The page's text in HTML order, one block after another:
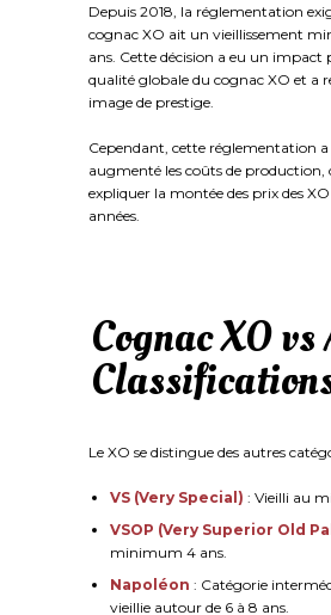
Depuis 2018, la réglementation
cognac XO ait un vieillissement
ans. Cette décision a eu un impact
qualité globale du cognac XO et a
image de prestige.
Cependant, cette réglementation
augmenté les coûts de production,
expliquer la montée des prix des XO
années.
Cognac XO
Le XO se distingue des autres
VS (Very Special) : Vieilli au
VSOP (Very Superior Old
minimum 4 ans.
Napoléon : Catégorie
vieillie autour de 6 à 8 ans.